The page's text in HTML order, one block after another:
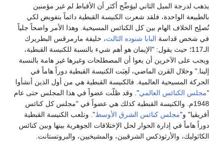
يذهب لدرجة الميل الثاني ليوَضِّح أكثر أن الأقباط لم غير مؤمنين
بالطبيعة الواحدة، فلقد شعرت الكنيسة القبطية دائماً بتفويض لكي
تُصلِح الخلاف الهام بين كل الكنائس المسيحية. وهذا الأمر واضحاً جلياً
في شخص قداسة البابا شنوده الثالث، خليفة مارمرقس البطريرك
الـ117؛ حيث يقول: "الإيمان هو أهم شيء بالنسبة للكنيسة القبطية،
ويجب على الآخرين أن يعوا أن المصطلحات وغيرها غير هامة بالنسبة
إلينا." وخلال القرن الماضي، لَعِبَت الكنيسة القبطية دوراً هاماً في
الحركة المسيحية العالمية. فالكنيسة القبطية هي من أول الذين أنشأوا
"مجلس الكنائس العالمي". وقد ظلّت عضواً في هذا المجلس حتى عام
1948م. والكنيسة القبطية كذلك هي عضواً في "مجلس كل كنائس
أفريقيا" و"مجلس كنائس الشرق الأوسط". وتلعب الكنيسة القبطية
دوراً هاماً في إدارة الحوار لحل الإختلافات الجوهرية بينها وبين كنائس
الكاثوليك، والأرثوذكس الشرقيين، والمشيخيين، والبروتستانت.